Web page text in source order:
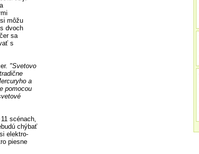
môžu
dvoch
sa
s
"Svetovo
a
pomocou
scénach,
chýbať
elektro-
piesne